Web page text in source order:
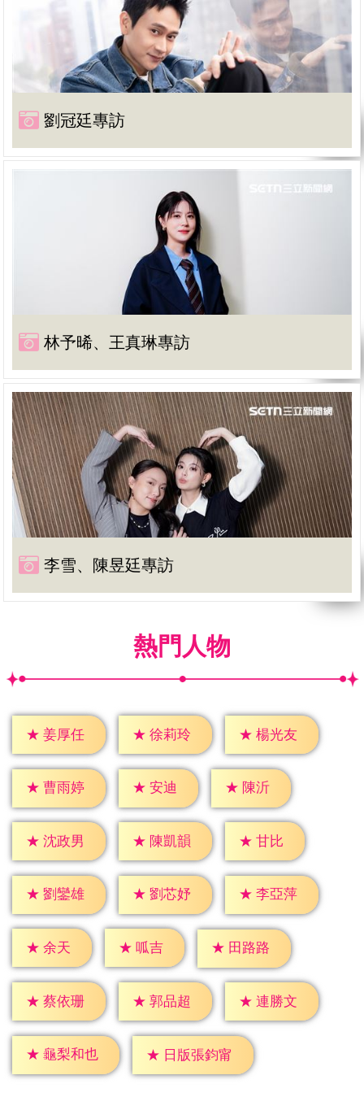
劉冠廷專訪
林予晞、王真琳專訪
李雪、陳昱廷專訪
熱門人物
★ 姜厚任 ★ 徐莉玲 ★ 楊光友
★ 曹雨婷 ★ 安迪 ★ 陳沂
★ 沈政男 ★ 陳凱韻 ★ 甘比
★ 劉鑾雄 ★ 劉芯妤 ★ 李亞萍
★ 余天 ★ 呱吉 ★ 田路路
★ 蔡依珊 ★ 郭品超 ★ 連勝文
★ 龜梨和也 ★ 日版張鈞甯